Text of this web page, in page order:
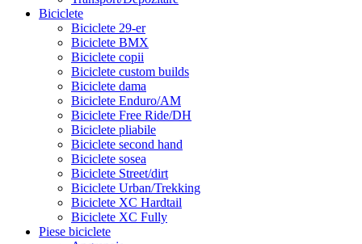
Biciclete
Biciclete 29-er
Biciclete BMX
Biciclete copii
Biciclete custom builds
Biciclete dama
Biciclete Enduro/AM
Biciclete Free Ride/DH
Biciclete pliabile
Biciclete second hand
Biciclete sosea
Biciclete Street/dirt
Biciclete Urban/Trekking
Biciclete XC Hardtail
Biciclete XC Fully
Piese biciclete